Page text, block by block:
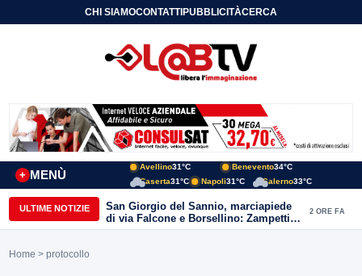
CHI SIAMOCONTATTIPUBBLICITÀCERCA
MENÙ
+
Avellino31°C Benevento34°C
Caserta31°C Napoli31°C Salerno33°C
ULTIME NOTIZIE
San Giorgio del Sannio, marciapiede
di via Falcone e Borsellino: Zampetti e
Lombardi replicano alle polemiche
2 ORE FA
Home > protocollo